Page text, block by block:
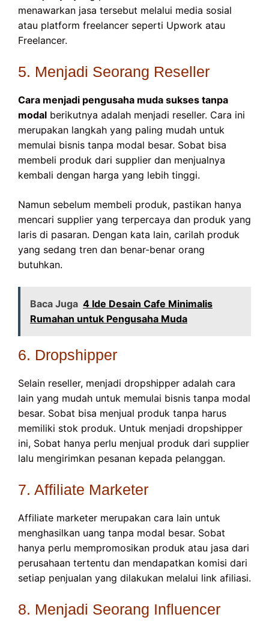
menawarkan jasa tersebut melalui media sosial
atau platform freelancer seperti Upwork atau
Freelancer.
5. Menjadi Seorang Reseller
Cara menjadi pengusaha muda sukses tanpa
modal berikutnya adalah menjadi reseller. Cara ini
merupakan langkah yang paling mudah untuk
memulai bisnis tanpa modal besar. Sobat bisa
membeli produk dari supplier dan menjualnya
kembali dengan harga yang lebih tinggi.
Namun sebelum membeli produk, pastikan hanya
mencari supplier yang terpercaya dan produk yang
laris di pasaran. Dengan kata lain, carilah produk
yang sedang tren dan benar-benar orang
butuhkan.
Baca Juga 4 Ide Desain Cafe Minimalis
Rumahan untuk Pengusaha Muda
6. Dropshipper
Selain reseller, menjadi dropshipper adalah cara
lain yang mudah untuk memulai bisnis tanpa modal
besar. Sobat bisa menjual produk tanpa harus
memiliki stok produk. Untuk menjadi dropshipper
ini, Sobat hanya perlu menjual produk dari supplier
lalu mengirimkan pesanan kepada pelanggan.
7. Affiliate Marketer
Affiliate marketer merupakan cara lain untuk
menghasilkan uang tanpa modal besar. Sobat
hanya perlu mempromosikan produk atau jasa dari
perusahaan tertentu dan mendapatkan komisi dari
setiap penjualan yang dilakukan melalui link afiliasi.
8. Menjadi Seorang Influencer